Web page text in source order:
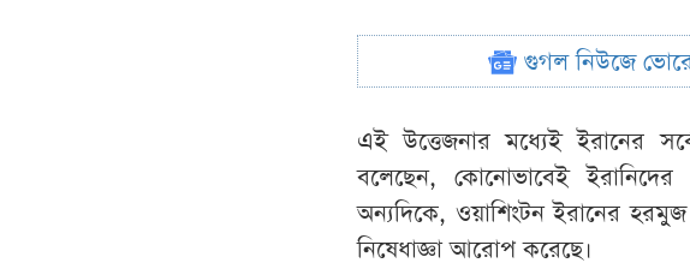
গুগল নিউজে
এই উত্তেজনার মধ্যেই ইরানের
বলেছেন, কোনোভাবেই
অন্যদিকে, ওয়াশিংটন ইরানের
নিষেধাজ্ঞা আরোপ করেছে।